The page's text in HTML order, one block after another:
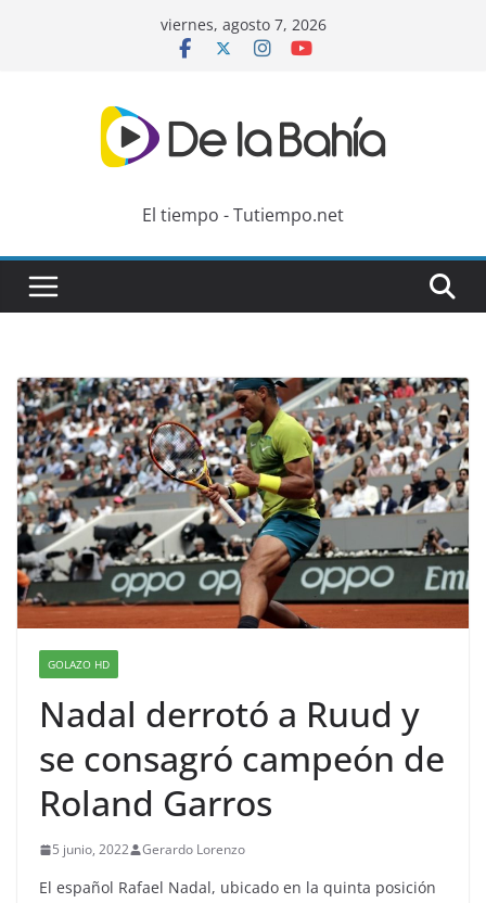
viernes, agosto 7, 2026
El tiempo - Tutiempo.net
GOLAZO HD
Nadal derrotó a Ruud y
se consagró campeón de
Roland Garros
5 junio, 2022 Gerardo Lorenzo
El español Rafael Nadal, ubicado en la quinta posición